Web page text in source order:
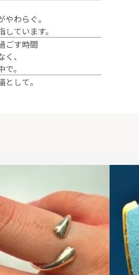
わらぐ。
ています。
ごす時間
、
。
して。